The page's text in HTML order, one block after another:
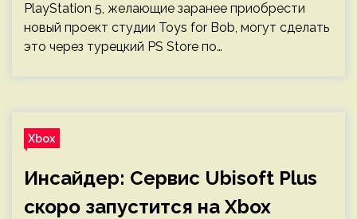
PlayStation 5, желающие заранее приобрести
новый проект студии Toys for Bob, могут сделать
это через турецкий PS Store по…
Xbox
Инсайдер: Сервис Ubisoft Plus
скоро запустится на Xbox